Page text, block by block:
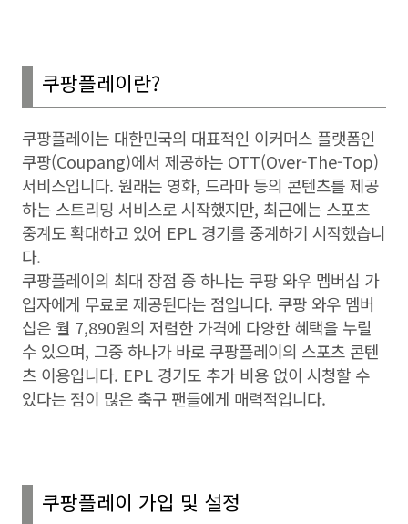
쿠팡플레이란?
쿠팡플레이는 대한민국의 대표적인 이커머스 플랫폼인
쿠팡(Coupang)에서 제공하는 OTT(Over-The-Top)
서비스입니다. 원래는 영화, 드라마 등의 콘텐츠를 제공
하는 스트리밍 서비스로 시작했지만, 최근에는 스포츠
중계도 확대하고 있어 EPL 경기를 중계하기 시작했습니
다.
쿠팡플레이의 최대 장점 중 하나는 쿠팡 와우 멤버십 가
입자에게 무료로 제공된다는 점입니다. 쿠팡 와우 멤버
십은 월 7,890원의 저렴한 가격에 다양한 혜택을 누릴
수 있으며, 그중 하나가 바로 쿠팡플레이의 스포츠 콘텐
츠 이용입니다. EPL 경기도 추가 비용 없이 시청할 수
있다는 점이 많은 축구 팬들에게 매력적입니다.
쿠팡플레이 가입 및 설정